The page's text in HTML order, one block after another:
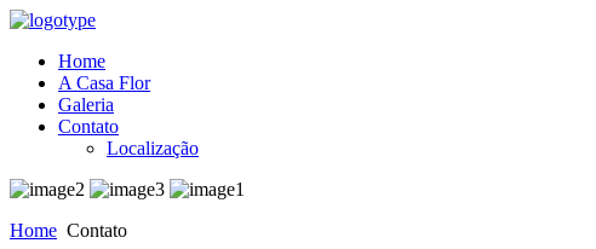
Home
A Casa Flor
Galeria
Contato
Localização
Home Contato